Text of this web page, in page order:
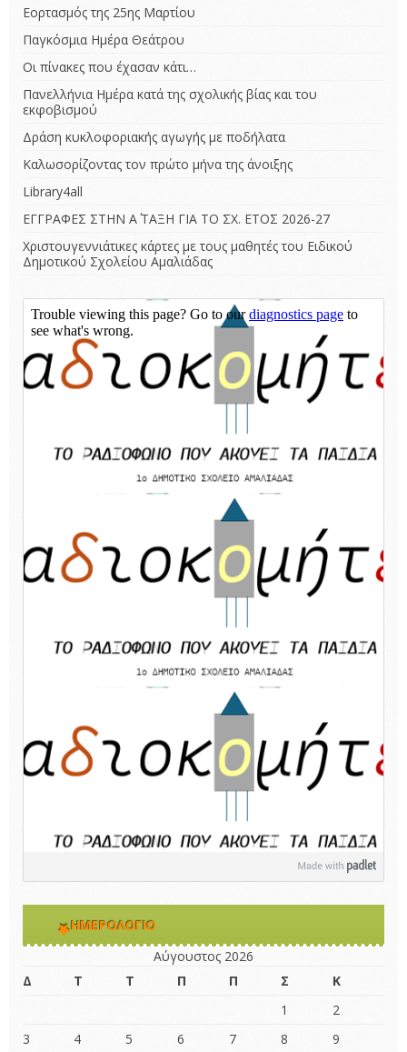
Εορτασμός της 25ης Μαρτίου
Παγκόσμια Ημέρα Θεάτρου
Οι πίνακες που έχασαν κάτι…
Πανελλήνια Ημέρα κατά της σχολικής βίας και του
εκφοβισμού
Δράση κυκλοφοριακής αγωγής με ποδήλατα
Καλωσορίζοντας τον πρώτο μήνα της άνοιξης
Library4all
ΕΓΓΡΑΦΕΣ ΣΤΗΝ Α΄ ΤΑΞΗ ΓΙΑ ΤΟ ΣΧ. ΕΤΟΣ 2026-27
Χριστουγεννιάτικες κάρτες με τους μαθητές του Ειδικού
Δημοτικού Σχολείου Αμαλιάδας
ΗΜΕΡΟΛΌΓΙΟ
Αύγουστος 2026
Δ
Τ Τ Π Π Σ
Κ
1
2
3
4 5 6 7 8 9